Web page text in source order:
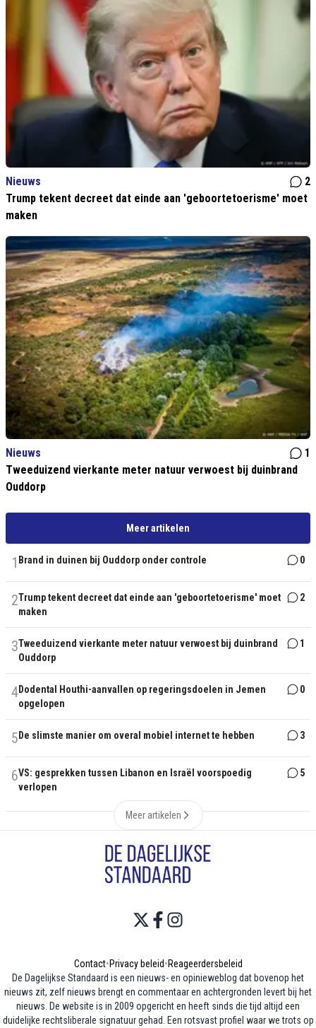
Nieuws
2
Trump tekent decreet dat einde aan 'geboortetoerisme' moet
maken
Nieuws
1
Tweeduizend vierkante meter natuur verwoest bij duinbrand
Ouddorp
Meer artikelen
1 Brand in duinen bij Ouddorp onder controle 0
2Trump tekent decreet dat einde aan 'geboortetoerisme' moet
maken
2
3Tweeduizend vierkante meter natuur verwoest bij duinbrand
Ouddorp
1
4Dodental Houthi-aanvallen op regeringsdoelen in Jemen
opgelopen
0
5 De slimste manier om overal mobiel internet te hebben 3
6VS: gesprekken tussen Libanon en Israël voorspoedig
verlopen
5
Meer artikelen
Contact•Privacy beleid•Reageerdersbeleid
De Dagelijkse Standaard is een nieuws- en opinieweblog dat bovenop het
nieuws zit, zelf nieuws brengt en commentaar en achtergronden levert bij het
nieuws. De website is in 2009 opgericht en heeft sinds die tijd altijd een
duidelijke rechtsliberale signatuur gehad. Een rotsvast profiel waar we trots op